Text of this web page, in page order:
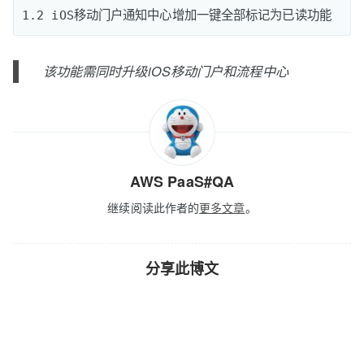
1.2 iOS移动门户通知中心增加一键全部标记为已读功能
该功能需同时升级iOS移动门户和流程中心
AWS PaaS#QA
继续阅读此作者的更多文章。
分享此博文